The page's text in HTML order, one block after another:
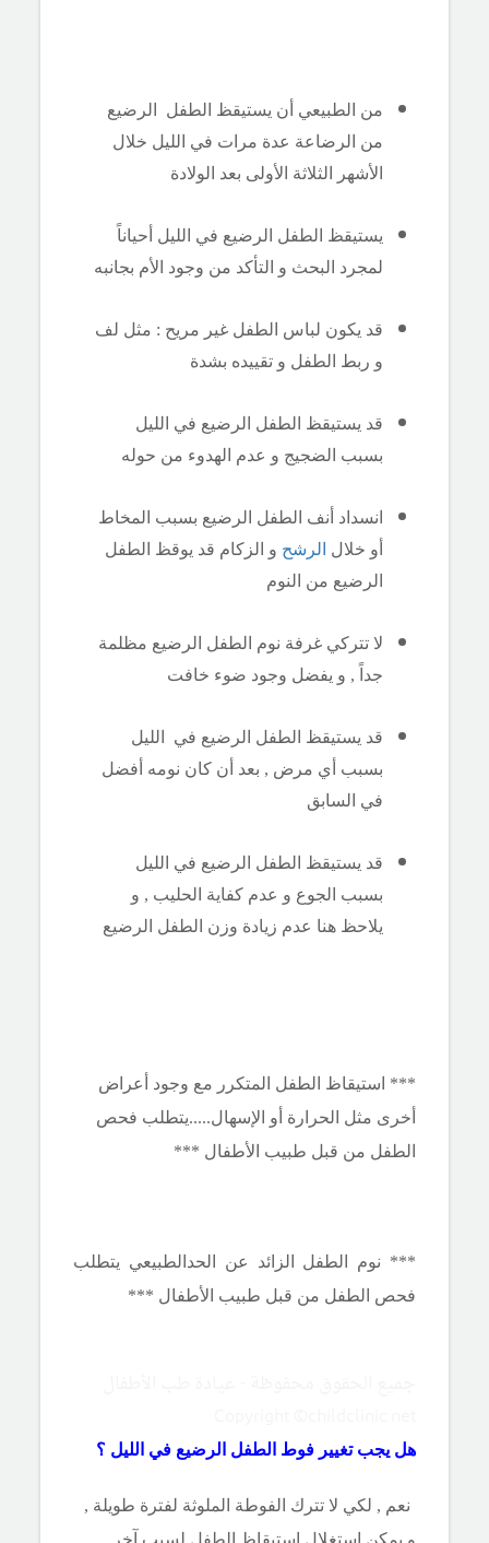
من الطبيعي أن يستيقظ الطفل الرضيع
من الرضاعة عدة مرات في الليل خلال
الأشهر الثلاثة الأولى بعد الولادة
يستيقظ الطفل الرضيع في الليل أحياناً
لمجرد البحث و التأكد من وجود الأم بجانبه
قد يكون لباس الطفل غير مريح : مثل لف
و ربط الطفل و تقييده بشدة
قد يستيقظ الطفل الرضيع في الليل
بسبب الضجيج و عدم الهدوء من حوله
انسداد أنف الطفل الرضيع بسبب المخاط
أو خلال الرشح و الزكام قد يوقظ الطفل
الرضيع من النوم
لا تتركي غرفة نوم الطفل الرضيع مظلمة
جداً , و يفضل وجود ضوء خافت
قد يستيقظ الطفل الرضيع في الليل
بسبب أي مرض , بعد أن كان نومه أفضل
في السابق
قد يستيقظ الطفل الرضيع في الليل
بسبب الجوع و عدم كفاية الحليب , و
يلاحظ هنا عدم زيادة وزن الطفل الرضيع
*** استيقاظ الطفل المتكرر مع وجود أعراض
أخرى مثل الحرارة أو الإسهال.....يتطلب فحص
الطفل من قبل طبيب الأطفال ***
*** نوم الطفل الزائد عن الحدالطبيعي يتطلب
فحص الطفل من قبل طبيب الأطفال ***
هل يجب تغيير فوط الطفل الرضيع في الليل ؟
نعم , لكي لا تترك الفوطة الملوثة لفترة طويلة ,
و يمكن استغلال استيقاظ الطفل لسبب آخر